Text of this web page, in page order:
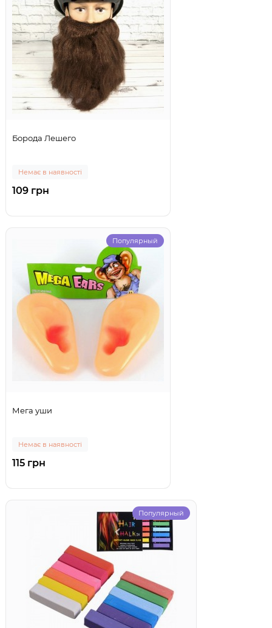
Борода Лешего
Немає в наявності
109 грн
Популярный
Мега уши
Немає в наявності
115 грн
Популярный